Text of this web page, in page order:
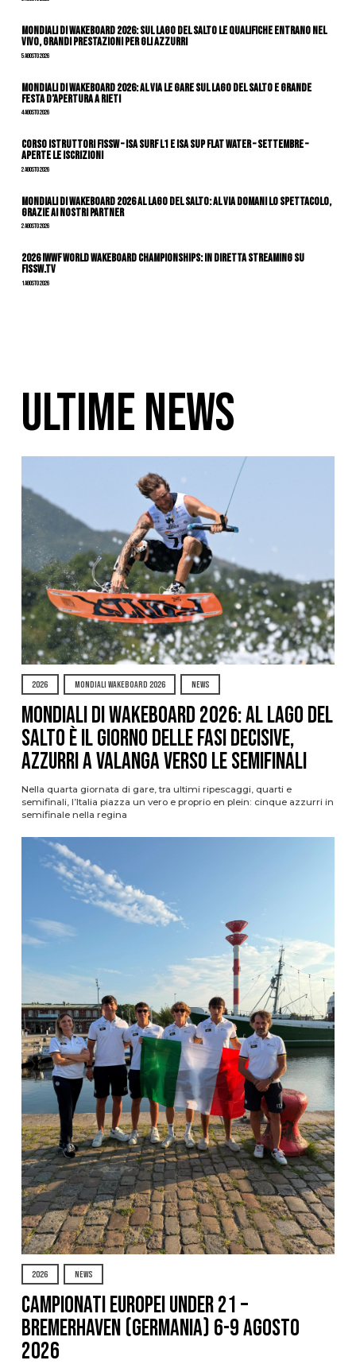
Mondiali di Wakeboard 2026: sul Lago del Salto le qualifiche entrano nel
vivo, grandi prestazioni per gli azzurri
5 Agosto 2026
Mondiali di Wakeboard 2026: al via le gare sul Lago del Salto e grande
festa d’apertura a Rieti
4 Agosto 2026
CORSO ISTRUTTORI FISSW – ISA SURF L1 e ISA SUP Flat Water – SETTEMBRE –
APERTE LE ISCRIZIONI
2 Agosto 2026
Mondiali di Wakeboard 2026 al Lago del Salto: al via domani lo spettacolo,
grazie ai nostri Partner
2 Agosto 2026
2026 IWWF WORLD WAKEBOARD CHAMPIONSHIPS: IN DIRETTA STREAMING SU
FISSW.TV
1 Agosto 2026
ULTIME NEWS
2026 MONDIALI WAKEBOARD 2026 NEWS
Mondiali di Wakeboard 2026: al Lago del
Salto è il giorno delle fasi decisive,
azzurri a valanga verso le semifinali
Nella quarta giornata di gare, tra ultimi ripescaggi, quarti e
semifinali, l’Italia piazza un vero e proprio en plein: cinque azzurri in
semifinale nella regina
2026 NEWS
Campionati Europei Under 21 –
Bremerhaven (Germania) 6-9 agosto
2026